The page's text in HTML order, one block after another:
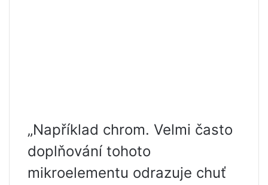
„Například chrom. Velmi často
doplňování tohoto
mikroelementu odrazuje chuť